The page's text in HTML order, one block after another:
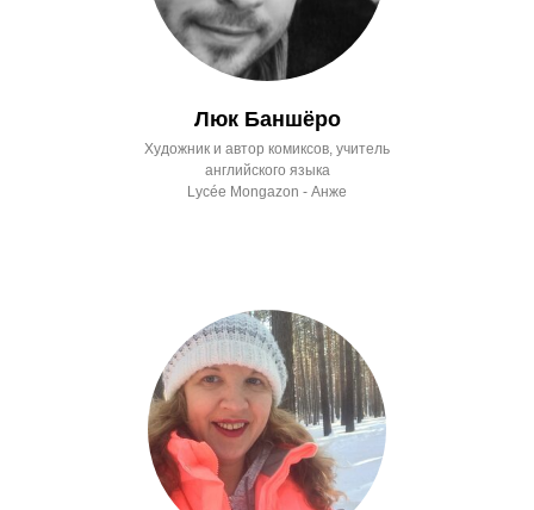
Люк Баншёро
Художник и автор комиксов, учитель
английского языка
Lycée Mongazon - Анже